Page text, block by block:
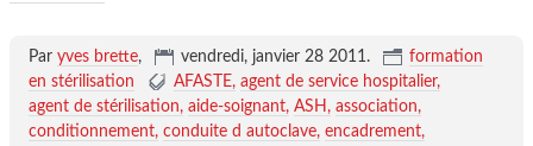
Par yves brette, vendredi, janvier 28 2011.
formation
en stérilisation
AFASTE agent de service hospitalier
agent de stérilisation aide-soignant ASH
association
conditionnement conduite d autoclave encadrement